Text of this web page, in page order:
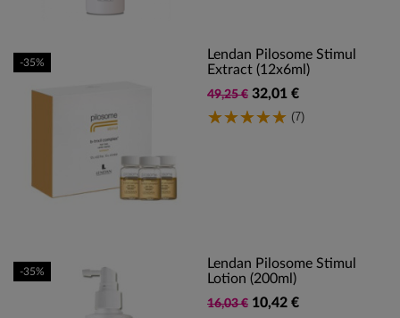
Lendan Pilosome Stimul
Extract (12x6ml)
49,25 € 32,01 €
(7)
-35%
Lendan Pilosome Stimul
Lotion (200ml)
16,03 € 10,42 €
-35%